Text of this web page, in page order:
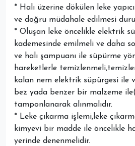
* Halı üzerine dökülen leke
ve doğru müdahale edilmesi
* Oluşan leke öncelikle elektrik
kademesinde emilmeli ve daha
ve halı şampuanı ile süpürme
hareketlerle
kalan nem elektrik süpürgesi ile
bez yada benzer bir malzeme
tamponlanarak alınmalıdır.
* Leke çıkarma işlemi,leke
kimyevi bir madde ile öncelikle
yerinde denenmelidir.